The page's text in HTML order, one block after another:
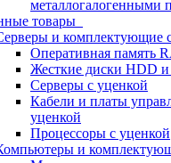
металлогалогенными
товары
и комплектующие
Оперативная память
Жесткие диски HDD и
Серверы с уценкой
Кабели и платы
уценкой
Процессоры с уценкой
и